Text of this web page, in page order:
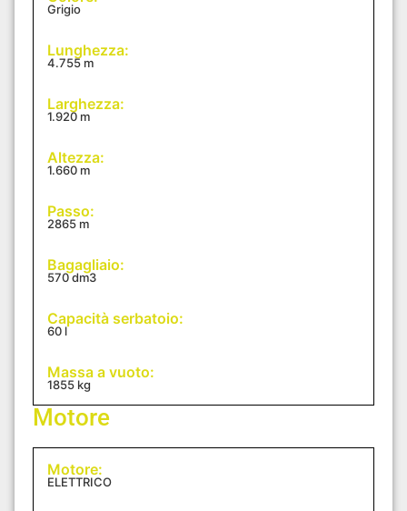
Grigio
Lunghezza:
4.755 m
Larghezza:
1.920 m
Altezza:
1.660 m
Passo:
2865 m
Bagagliaio:
570 dm3
Capacità serbatoio:
60 l
Massa a vuoto:
1855 kg
Motore
Motore:
ELETTRICO